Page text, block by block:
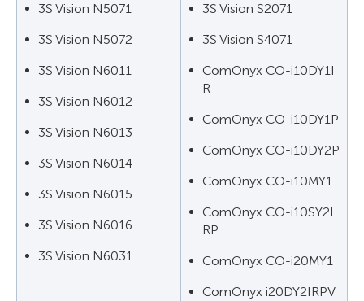
3S Vision N5071
3S Vision N5072
3S Vision N6011
3S Vision N6012
3S Vision N6013
3S Vision N6014
3S Vision N6015
3S Vision N6016
3S Vision N6031
3S Vision S2071
3S Vision S4071
ComOnyx CO-i10DY1I
R
ComOnyx CO-i10DY1P
ComOnyx CO-i10DY2P
ComOnyx CO-i10MY1
ComOnyx CO-i10SY2I
RP
ComOnyx CO-i20MY1
ComOnyx i20DY2IRPV